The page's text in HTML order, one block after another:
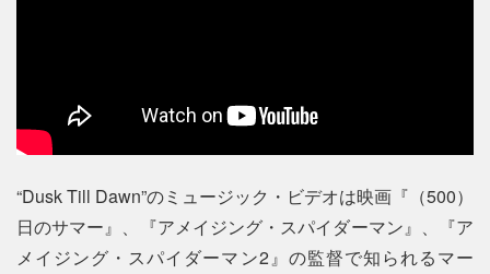
“Dusk Till Dawn”のミュージック・ビデオは映画『（500）
日のサマー』、『アメイジング・スパイダーマン』、『ア
メイジング・スパイダーマン2』の監督で知られるマー